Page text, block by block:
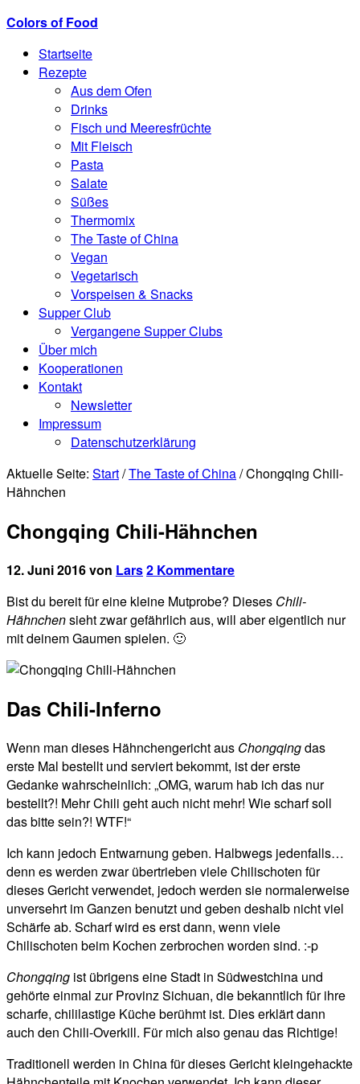
Colors of Food
Startseite
Rezepte
Aus dem Ofen
Drinks
Fisch und Meeresfrüchte
Mit Fleisch
Pasta
Salate
Süßes
Thermomix
The Taste of China
Vegan
Vegetarisch
Vorspeisen & Snacks
Supper Club
Vergangene Supper Clubs
Über mich
Kooperationen
Kontakt
Newsletter
Impressum
Datenschutzerklärung
Aktuelle Seite: Start/The Taste of China/Chongqing Chili-
Hähnchen
Chongqing Chili-Hähnchen
12. Juni 2016von Lars2 Kommentare
Bist du bereit für eine kleine Mutprobe? Dieses Chili-
Hähnchensieht zwar gefährlich aus, will aber eigentlich nur
mit deinem Gaumen spielen. 🙂
Das Chili-Inferno
Wenn man dieses Hähnchengericht aus Chongqingdas
erste Mal bestellt und serviert bekommt, ist der erste
Gedanke wahrscheinlich: „OMG, warum hab ich das nur
bestellt?! Mehr Chili geht auch nicht mehr! Wie scharf soll
das bitte sein?! WTF!“
Ich kann jedoch Entwarnung geben. Halbwegs jedenfalls…
denn es werden zwar übertrieben viele Chilischoten für
dieses Gericht verwendet, jedoch werden sie normalerweise
unversehrt im Ganzen benutzt und geben deshalb nicht viel
Schärfe ab. Scharf wird es erst dann, wenn viele
Chilischoten beim Kochen zerbrochen worden sind. :-p
Chongqing ist übrigens eine Stadt in Südwestchina und
gehörte einmal zur Provinz Sichuan, die bekanntlich für ihre
scharfe, chililastige Küche berühmt ist. Dies erklärt dann
auch den Chili-Overkill. Für mich also genau das Richtige!
Traditionell werden in China für dieses Gericht kleingehackte